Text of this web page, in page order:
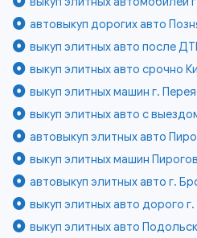
автовыкуп дорогих авто
выкуп элитных авто после
выкуп элитных авто срочно
выкуп элитных машин г.
выкуп элитных авто с
автовыкуп элитных авто
выкуп элитных машин
автовыкуп элитных авто г.
выкуп элитных авто дорого
выкуп элитных авто